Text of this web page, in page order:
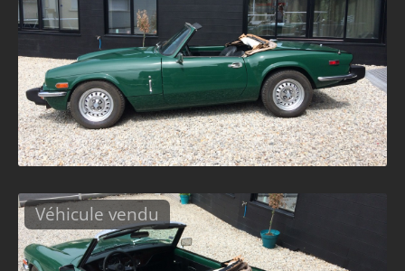
Véhicule vendu